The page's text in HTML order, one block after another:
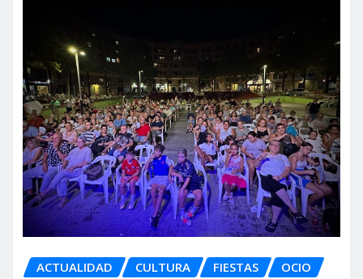
ACTUALIDAD CULTURA FIESTAS OCIO